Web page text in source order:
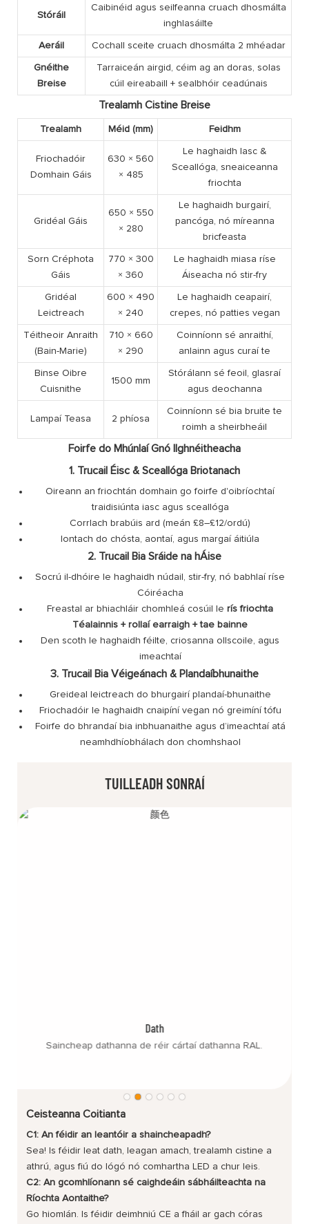
Stóráil
Caibinéid agus seilfeanna cruach dhosmálta
inghlasáilte
Aeráil Cochall sceite cruach dhosmálta 2 mhéadar
Gnéithe
Breise
Tarraiceán airgid, céim ag an doras, solas
cúil eireabaill + sealbhóir ceadúnais
Trealamh Cistine Breise
Trealamh Méid (mm) Feidhm
Friochadóir
Domhain Gáis
630 × 560
× 485
Le haghaidh Iasc &
Sceallóga, sneaiceanna
friochta
Gridéal Gáis
650 × 550
× 280
Le haghaidh burgairí,
pancóga, nó míreanna
bricfeasta
Sorn Créphota
Gáis
770 × 300
× 360
Le haghaidh miasa ríse
Áiseacha nó stir-fry
Gridéal
Leictreach
600 × 490
× 240
Le haghaidh ceapairí,
crepes, nó patties vegan
Téitheoir Anraith
(Bain-Marie)
710 × 660
× 290
Coinníonn sé anraithí,
anlainn agus curaí te
Binse Oibre
Cuisnithe
1500 mm
Stórálann sé feoil, glasraí
agus deochanna
Lampaí Teasa 2 phíosa
Coinníonn sé bia bruite te
roimh a sheirbheáil
Foirfe do Mhúnlaí Gnó Ilghnéitheacha
1. Trucail Éisc & Sceallóga Briotanach
Oireann an friochtán domhain go foirfe d'oibríochtaí
traidisiúnta iasc agus sceallóga
Corrlach brabúis ard (meán £8–£12/ordú)
Iontach do chósta, aontaí, agus margaí áitiúla
2. Trucail Bia Sráide na hÁise
Socrú il-dhóire le haghaidh núdail, stir-fry, nó babhlaí ríse
Cóiréacha
Freastal ar bhiachláir chomhleá cosúil lerís friochta
Téalainnis + rollaí earraigh + tae bainne
Den scoth le haghaidh féilte, criosanna ollscoile, agus
imeachtaí
3. Trucail Bia Véigeánach & Plandaíbhunaithe
Greideal leictreach do bhurgairí plandaí-bhunaithe
Friochadóir le haghaidh cnaipíní vegan nó greimíní tófu
Foirfe do bhrandaí bia inbhuanaithe agus d’imeachtaí atá
neamhdhíobhálach don chomhshaol
TUILLEADH SONRAÍ
Dath
Saincheap dathanna de réir cártaí dathanna RAL.
Ceisteanna Coitianta
C1: An féidir an leantóir a shaincheapadh?
Sea! Is féidir leat dath, leagan amach, trealamh cistine a
athrú, agus fiú do lógó nó comhartha LED a chur leis.
C2: An gcomhlíonann sé caighdeáin sábháilteachta na
Ríochta Aontaithe?
Go hiomlán. Is féidir deimhniú CE a fháil ar gach córas